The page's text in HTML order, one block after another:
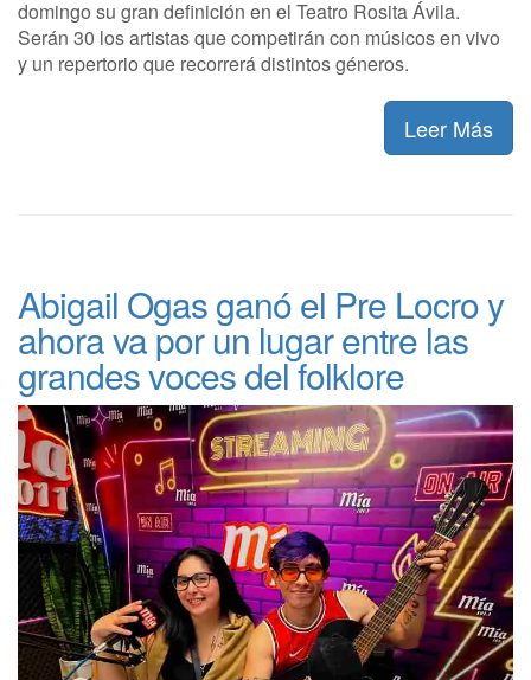
domingo su gran definición en el Teatro Rosita Ávila.
Serán 30 los artistas que competirán con músicos en vivo
y un repertorio que recorrerá distintos géneros.
Leer Más
Abigail Ogas ganó el Pre Locro y
ahora va por un lugar entre las
grandes voces del folklore